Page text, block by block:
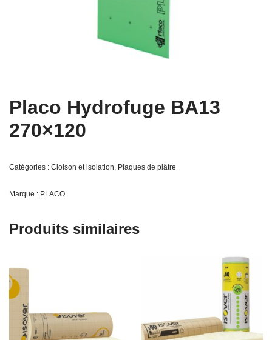
Placo Hydrofuge BA13
270×120
Catégories : Cloison et isolation, Plaques de plâtre
Marque : PLACO
Produits similaires